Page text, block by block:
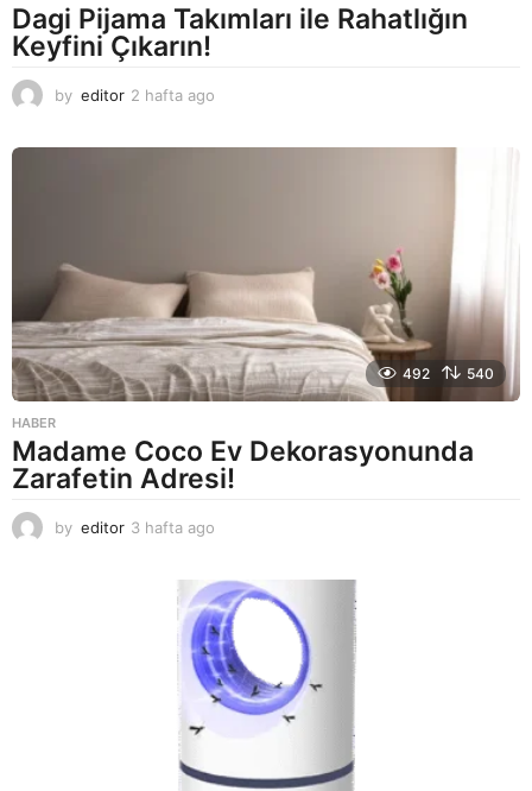
Dagi Pijama Takımları ile Rahatlığın
Keyfini Çıkarın!
by editor 2 hafta ago
492 540
HABER
Madame Coco Ev Dekorasyonunda
Zarafetin Adresi!
by editor 3 hafta ago
a
g
o